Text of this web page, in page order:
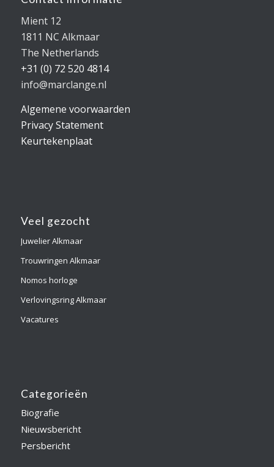
Mient 12
1811 NC Alkmaar
The Netherlands
+31 (0) 72 520 4814
info@marclange.nl
Algemene voorwaarden
Privacy Statement
Keurtekenplaat
Veel gezocht
Juwelier Alkmaar
Trouwringen Alkmaar
Nomos horloge
Verlovingsring Alkmaar
Vacatures
Categorieën
Biografie
Nieuwsbericht
Persbericht